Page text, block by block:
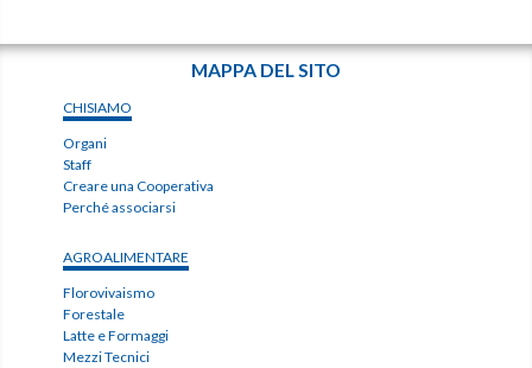
MAPPA DEL SITO
CHISIAMO
Organi
Staff
Creare una Cooperativa
Perché associarsi
AGROALIMENTARE
Florovivaismo
Forestale
Latte e Formaggi
Mezzi Tecnici